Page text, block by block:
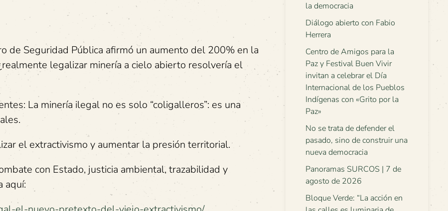
de Seguridad Pública afirmó un aumento del 200% en la
legalizar minería a cielo abierto resolvería el
La minería ilegal no es solo “coligalleros”: es una
el extractivismo y aumentar la presión territorial.
con Estado, justicia ambiental, trazabilidad y
aquí:
la democracia
Diálogo abierto con Fabio
Herrera
Centro de Amigos para la
Paz y Festival Buen Vivir
invitan a celebrar el Día
Internacional de los Pueblos
Indígenas con «Grito por la
Paz»
No se trata de defender el
pasado, sino de construir una
nueva democracia
Panoramas SURCOS | 7 de
agosto de 2026
Bloque Verde: “La acción en